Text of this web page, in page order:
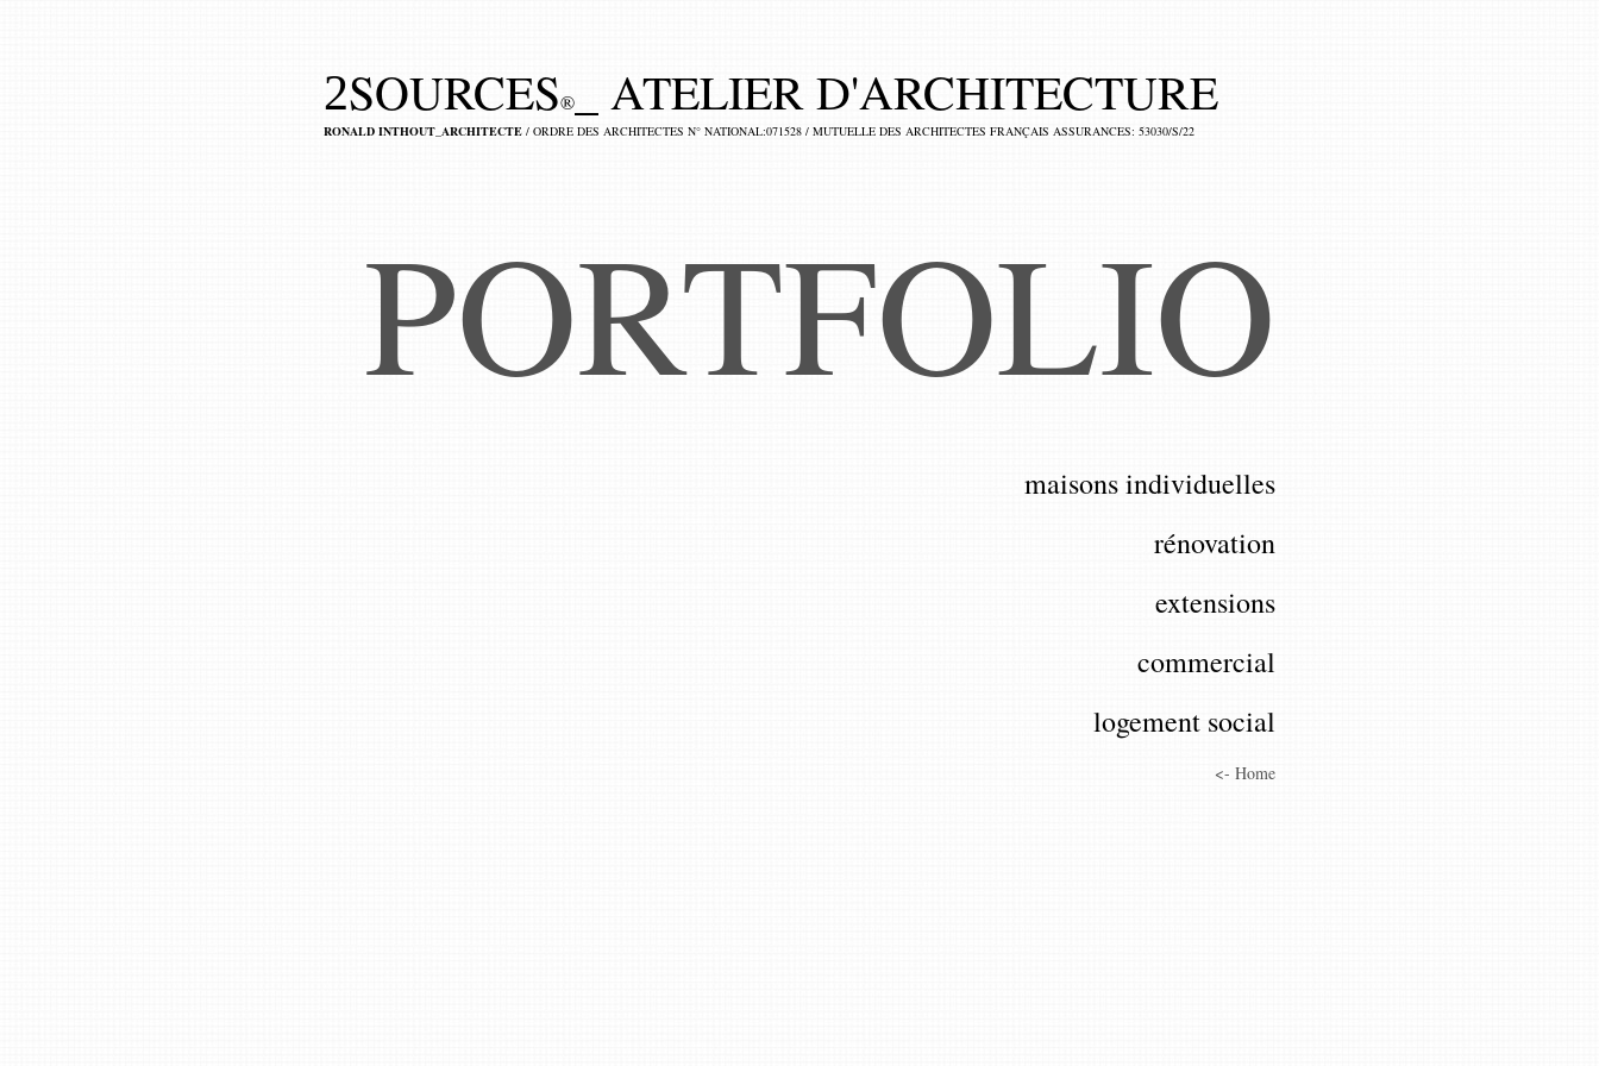
2SOURCES® _ ATELIER D'ARCHITECTURE
RONALD INTHOUT_ARCHITECTE / ORDRE DES ARCHITECTES N° NATIONAL:071528 / MUTUELLE DES ARCHITECTES FRANÇAIS ASSURANCES: 53030/S/22
PORTFOLIO
maisons individuelles
rénovation
extensions
commercial
logement social
<- Home